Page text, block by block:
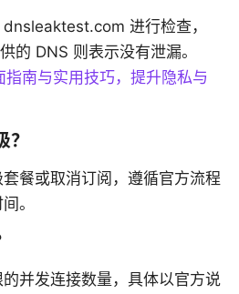
进行检查，
的 DNS 则表示没有泄漏。
南与实用技巧，提升隐私与
餐或取消订阅，遵循官方流程
。
并发连接数量，具体以官方说